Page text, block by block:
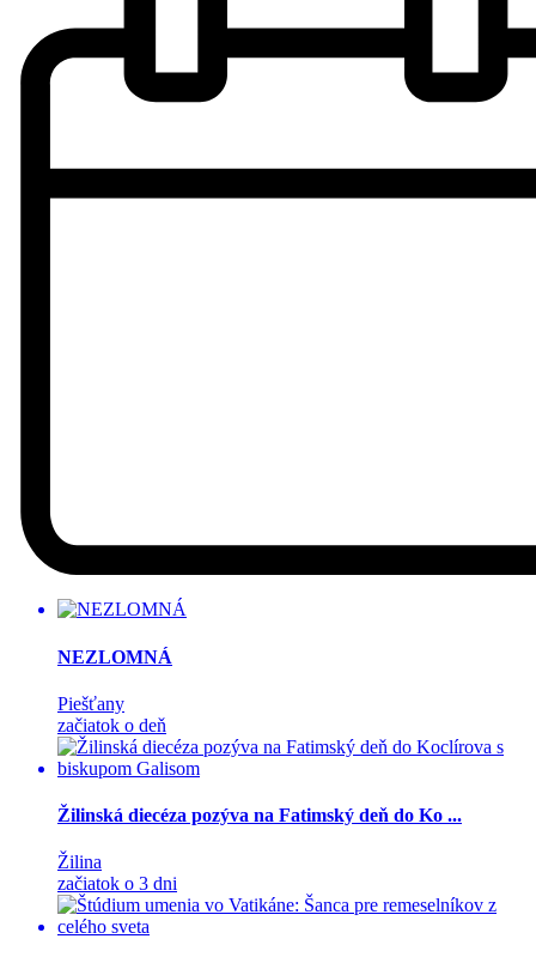
NEZLOMNÁ
Piešťany
začiatok o deň
Žilinská diecéza pozýva na Fatimský deň do Ko ...
Žilina
začiatok o 3 dni